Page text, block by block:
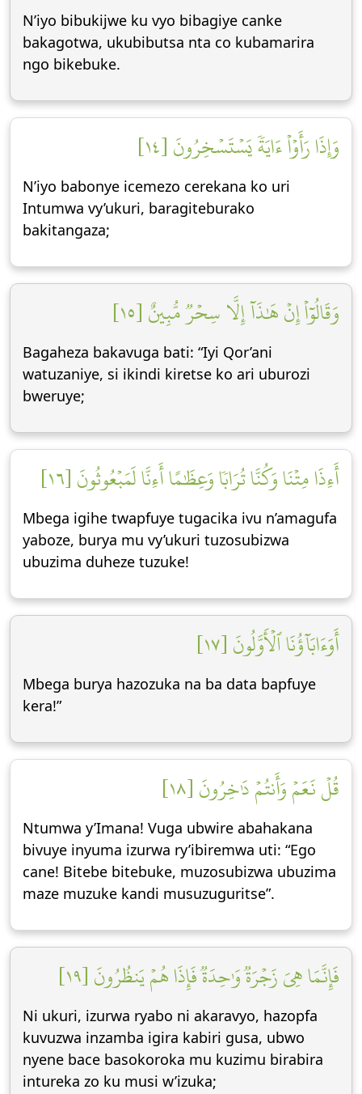
N’iyo bibukijwe ku vyo bibagiye canke
bakagotwa, ukubibutsa nta co kubamarira
ngo bikebuke.
وَإِذَا رَأَوۡاْ ءَايَةٗ يَسۡتَسۡخِرُونَ [١٤]
N’iyo babonye icemezo cerekana ko uri
Intumwa vy’ukuri, baragiteburako
bakitangaza;
وَقَالُوٓاْ إِنۡ هَٰذَآ إِلَّا سِحۡرٞ مُّبِينٌ [١٥]
Bagaheza bakavuga bati: “Iyi Qor’ani
watuzaniye, si ikindi kiretse ko ari uburozi
bweruye;
أَءِذَا مِتۡنَا وَكُنَّا تُرَابٗا وَعِظَٰمًا أَءِنَّا لَمَبۡعُوثُونَ [١٦]
Mbega igihe twapfuye tugacika ivu n’amagufa
yaboze, burya mu vy’ukuri tuzosubizwa
ubuzima duheze tuzuke!
أَوَءَابَآؤُنَا ٱلۡأَوَّلُونَ [١٧]
Mbega burya hazozuka na ba data bapfuye
kera!”
قُلۡ نَعَمۡ وَأَنتُمۡ دَٰخِرُونَ [١٨]
Ntumwa y’Imana! Vuga ubwire abahakana
bivuye inyuma izurwa ry’ibiremwa uti: “Ego
cane! Bitebe bitebuke, muzosubizwa ubuzima
maze muzuke kandi musuzuguritse”.
فَإِنَّمَا هِيَ زَجۡرَةٞ وَٰحِدَةٞ فَإِذَا هُمۡ يَنظُرُونَ [١٩]
Ni ukuri, izurwa ryabo ni akaravyo, hazopfa
kuvuzwa inzamba igira kabiri gusa, ubwo
nyene bace basokoroka mu kuzimu birabira
intureka zo ku musi w’izuka;